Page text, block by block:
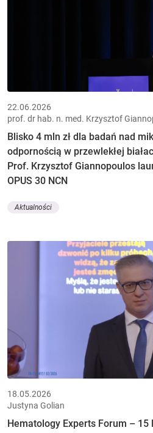
22.06.2026
prof. dr hab. n. med. Krzysztof
Blisko 4 mln zł dla badań nad
odpornością w przewlekłej
Prof. Krzysztof Giannopoulos
OPUS 30 NCN
Aktualności
18.05.2026
Justyna Golian
Hematology Experts Forum – 15